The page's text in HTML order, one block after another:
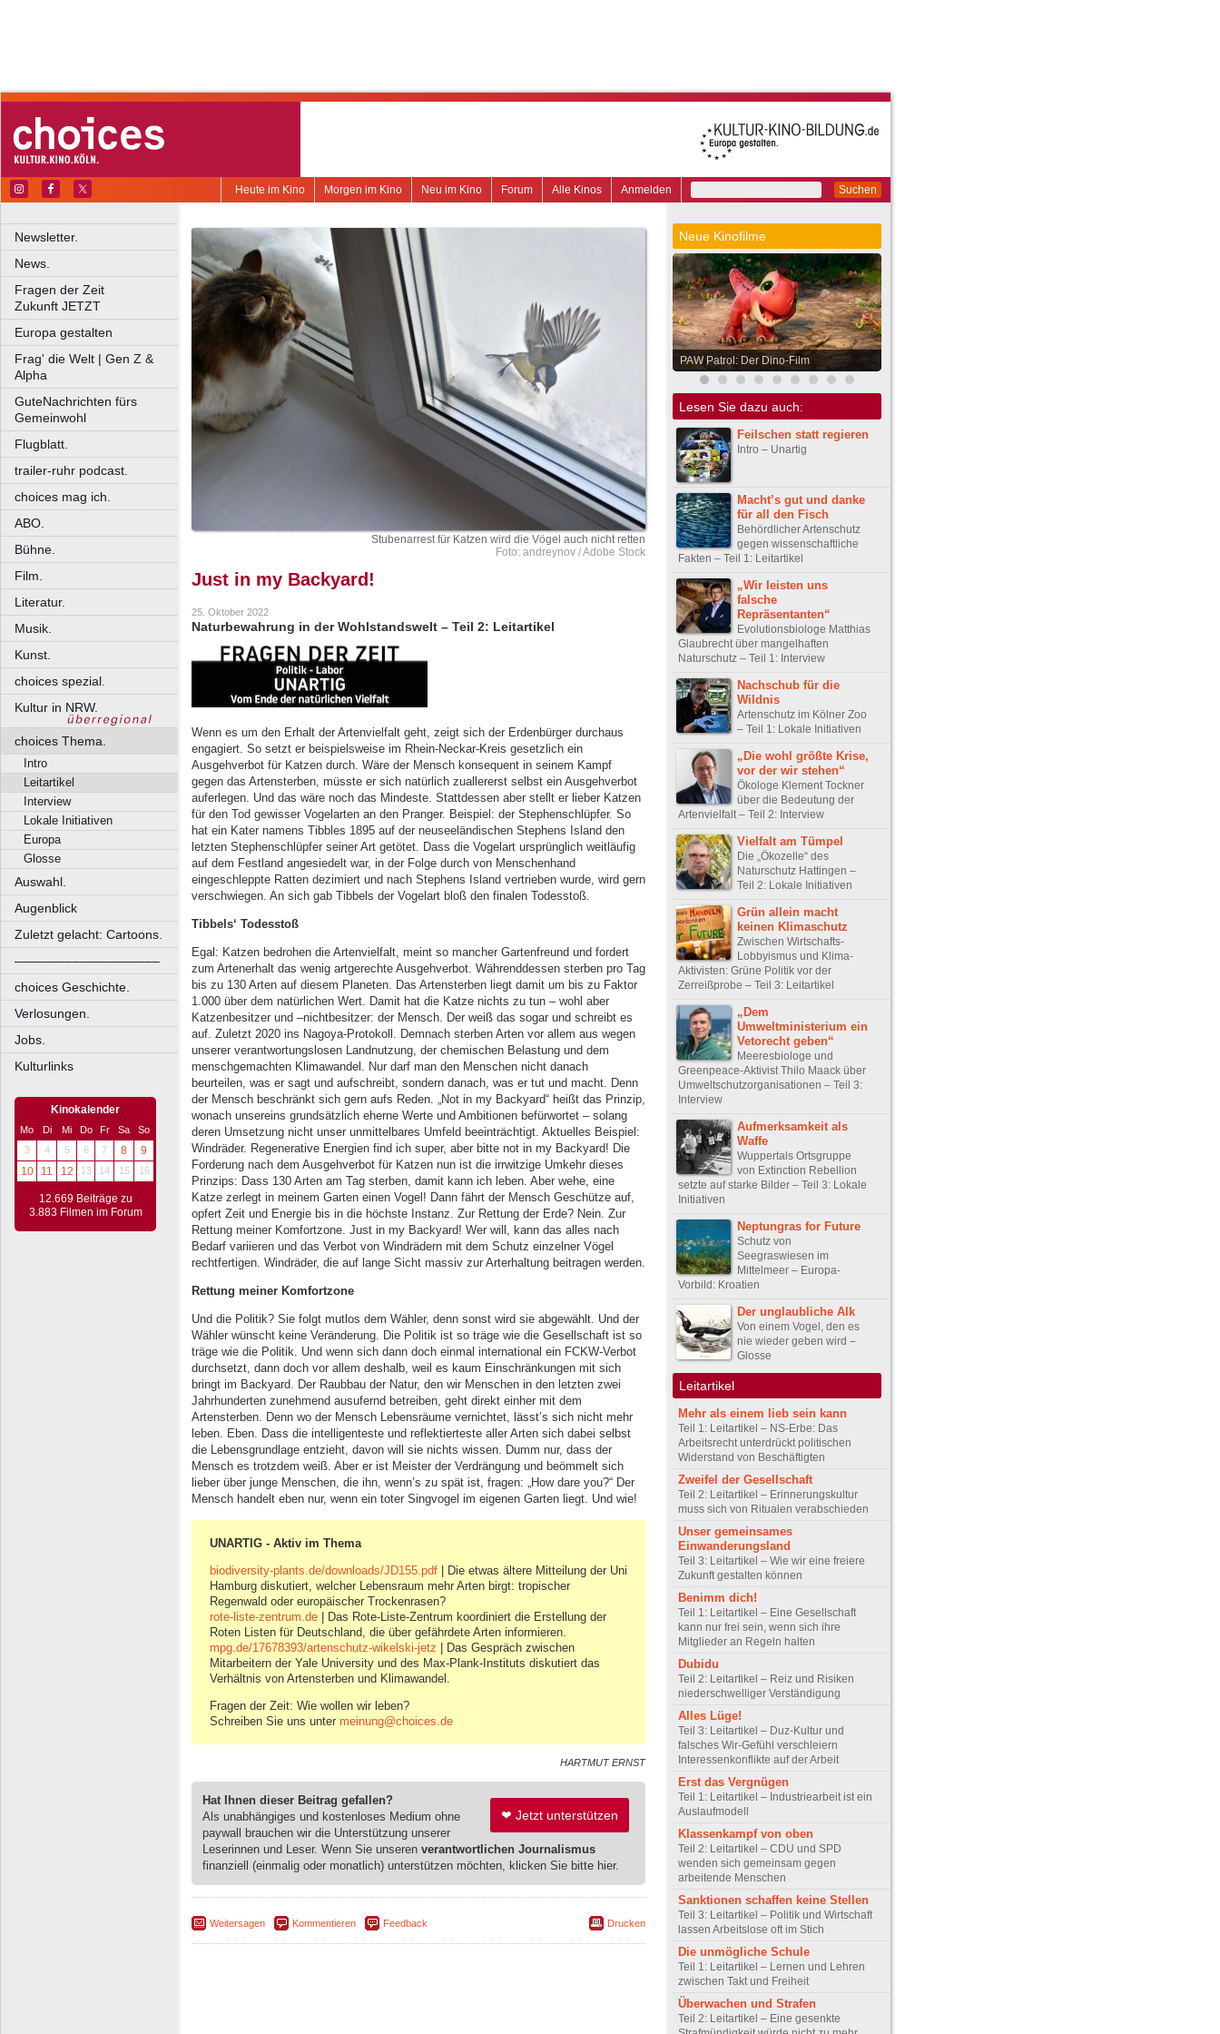
Suchen
Anmelden
Alle Kinos
Forum
Neu im Kino
Morgen im Kino
Heute im Kino
Newsletter.
News.
Fragen der Zeit
Zukunft JETZT
Europa gestalten
Frag' die Welt | Gen Z &
Alpha
GuteNachrichten fürs
Gemeinwohl
Flugblatt.
trailer-ruhr podcast.
choices mag ich.
ABO.
Bühne.
Film.
Literatur.
Musik.
Kunst.
choices spezial.
Kultur in NRW.
choices Thema.
Intro
Leitartikel
Interview
Lokale Initiativen
Europa
Glosse
Auswahl.
Augenblick
Zuletzt gelacht: Cartoons.
––––––––––––––––––––
choices Geschichte.
Verlosungen.
Jobs.
Kulturlinks
Kinokalender
Mo Di Mi Do Fr Sa
So
3
4 5 6 7 8
9
10
11 12 13 14 15 16
12.669 Beiträge zu
3.883 Filmen im Forum
Stubenarrest für Katzen wird die Vögel auch nicht retten
Foto: andreynov / Adobe Stock
Just in my Backyard!
25. Oktober 2022
Naturbewahrung in der Wohlstandswelt – Teil 2: Leitartikel
Wenn es um den Erhalt der Artenvielfalt geht, zeigt sich der Erdenbürger durchaus
engagiert. So setzt er beispielsweise im Rhein-Neckar-Kreis gesetzlich ein
Ausgehverbot für Katzen durch. Wäre der Mensch konsequent in seinem Kampf
gegen das Artensterben, müsste er sich natürlich zuallererst selbst ein Ausgehverbot
auferlegen. Und das wäre noch das Mindeste. Stattdessen aber stellt er lieber Katzen
für den Tod gewisser Vogelarten an den Pranger. Beispiel: der Stephenschlüpfer. So
hat ein Kater namens Tibbles 1895 auf der neuseeländischen Stephens Island den
letzten Stephenschlüpfer seiner Art getötet. Dass die Vogelart ursprünglich weitläufig
auf dem Festland angesiedelt war, in der Folge durch von Menschenhand
eingeschleppte Ratten dezimiert und nach Stephens Island vertrieben wurde, wird gern
verschwiegen. An sich gab Tibbels der Vogelart bloß den finalen Todesstoß.
Tibbels‘ Todesstoß
Egal: Katzen bedrohen die Artenvielfalt, meint so mancher Gartenfreund und fordert
zum Artenerhalt das wenig artgerechte Ausgehverbot. Währenddessen sterben pro Tag
bis zu 130 Arten auf diesem Planeten. Das Artensterben liegt damit um bis zu Faktor
1.000 über dem natürlichen Wert. Damit hat die Katze nichts zu tun – wohl aber
Katzenbesitzer und –nichtbesitzer: der Mensch. Der weiß das sogar und schreibt es
auf. Zuletzt 2020 ins Nagoya-Protokoll. Demnach sterben Arten vor allem aus wegen
unserer verantwortungslosen Landnutzung, der chemischen Belastung und dem
menschgemachten Klimawandel. Nur darf man den Menschen nicht danach
beurteilen, was er sagt und aufschreibt, sondern danach, was er tut und macht. Denn
der Mensch beschränkt sich gern aufs Reden. „Not in my Backyard“ heißt das Prinzip,
wonach unsereins grundsätzlich eherne Werte und Ambitionen befürwortet – solang
deren Umsetzung nicht unser unmittelbares Umfeld beeinträchtigt. Aktuelles Beispiel:
Windräder. Regenerative Energien find ich super, aber bitte not in my Backyard! Die
Forderung nach dem Ausgehverbot für Katzen nun ist die irrwitzige Umkehr dieses
Prinzips: Dass 130 Arten am Tag sterben, damit kann ich leben. Aber wehe, eine
Katze zerlegt in meinem Garten einen Vogel! Dann fährt der Mensch Geschütze auf,
opfert Zeit und Energie bis in die höchste Instanz. Zur Rettung der Erde? Nein. Zur
Rettung meiner Komfortzone. Just in my Backyard! Wer will, kann das alles nach
Bedarf variieren und das Verbot von Windrädern mit dem Schutz einzelner Vögel
rechtfertigen. Windräder, die auf lange Sicht massiv zur Arterhaltung beitragen werden.
Rettung meiner Komfortzone
Und die Politik? Sie folgt mutlos dem Wähler, denn sonst wird sie abgewählt. Und der
Wähler wünscht keine Veränderung. Die Politik ist so träge wie die Gesellschaft ist so
träge wie die Politik. Und wenn sich dann doch einmal international ein FCKW-Verbot
durchsetzt, dann doch vor allem deshalb, weil es kaum Einschränkungen mit sich
bringt im Backyard. Der Raubbau der Natur, den wir Menschen in den letzten zwei
Jahrhunderten zunehmend ausufernd betreiben, geht direkt einher mit dem
Artensterben. Denn wo der Mensch Lebensräume vernichtet, lässt’s sich nicht mehr
leben. Eben. Dass die intelligenteste und reflektierteste aller Arten sich dabei selbst
die Lebensgrundlage entzieht, davon will sie nichts wissen. Dumm nur, dass der
Mensch es trotzdem weiß. Aber er ist Meister der Verdrängung und beömmelt sich
lieber über junge Menschen, die ihn, wenn’s zu spät ist, fragen: „How dare you?“ Der
Mensch handelt eben nur, wenn ein toter Singvogel im eigenen Garten liegt. Und wie!
UNARTIG - Aktiv im Thema
biodiversity-plants.de/downloads/JD155.pdf | Die etwas ältere Mitteilung der Uni
Hamburg diskutiert, welcher Lebensraum mehr Arten birgt: tropischer
Regenwald oder europäischer Trockenrasen?
rote-liste-zentrum.de | Das Rote-Liste-Zentrum koordiniert die Erstellung der
Roten Listen für Deutschland, die über gefährdete Arten informieren.
mpg.de/17678393/artenschutz-wikelski-jetz | Das Gespräch zwischen
Mitarbeitern der Yale University und des Max-Plank-Instituts diskutiert das
Verhältnis von Artensterben und Klimawandel.
Fragen der Zeit: Wie wollen wir leben?
Schreiben Sie uns unter meinung@choices.de
HARTMUT ERNST
❤ Jetzt unterstützen
Hat Ihnen dieser Beitrag gefallen?
Als unabhängiges und kostenloses Medium ohne
paywall brauchen wir die Unterstützung unserer
Leserinnen und Leser. Wenn Sie unseren verantwortlichen Journalismus
finanziell (einmalig oder monatlich) unterstützen möchten, klicken Sie bitte hier.
Weitersagen Kommentieren Feedback Drucken
Neue Kinofilme
PAW Patrol: Der Dino-Film
Lesen Sie dazu auch:
Feilschen statt regieren
Intro – Unartig
Macht’s gut und danke
für all den Fisch
Behördlicher Artenschutz
gegen wissenschaftliche
Fakten – Teil 1: Leitartikel
„Wir leisten uns
falsche
Repräsentanten“
Evolutionsbiologe Matthias
Glaubrecht über mangelhaften
Naturschutz – Teil 1: Interview
Nachschub für die
Wildnis
Artenschutz im Kölner Zoo
– Teil 1: Lokale Initiativen
„Die wohl größte Krise,
vor der wir stehen“
Ökologe Klement Tockner
über die Bedeutung der
Artenvielfalt – Teil 2: Interview
Vielfalt am Tümpel
Die „Ökozelle“ des
Naturschutz Hattingen –
Teil 2: Lokale Initiativen
Grün allein macht
keinen Klimaschutz
Zwischen Wirtschafts-
Lobbyismus und Klima-
Aktivisten: Grüne Politik vor der
Zerreißprobe – Teil 3: Leitartikel
„Dem
Umweltministerium ein
Vetorecht geben“
Meeresbiologe und
Greenpeace-Aktivist Thilo Maack über
Umweltschutzorganisationen – Teil 3:
Interview
Aufmerksamkeit als
Waffe
Wuppertals Ortsgruppe
von Extinction Rebellion
setzte auf starke Bilder – Teil 3: Lokale
Initiativen
Neptungras for Future
Schutz von
Seegraswiesen im
Mittelmeer – Europa-
Vorbild: Kroatien
Der unglaubliche Alk
Von einem Vogel, den es
nie wieder geben wird –
Glosse
Leitartikel
Mehr als einem lieb sein kann
Teil 1: Leitartikel – NS-Erbe: Das
Arbeitsrecht unterdrückt politischen
Widerstand von Beschäftigten
Zweifel der Gesellschaft
Teil 2: Leitartikel – Erinnerungskultur
muss sich von Ritualen verabschieden
Unser gemeinsames
Einwanderungsland
Teil 3: Leitartikel – Wie wir eine freiere
Zukunft gestalten können
Benimm dich!
Teil 1: Leitartikel – Eine Gesellschaft
kann nur frei sein, wenn sich ihre
Mitglieder an Regeln halten
Dubidu
Teil 2: Leitartikel – Reiz und Risiken
niederschwelliger Verständigung
Alles Lüge!
Teil 3: Leitartikel – Duz-Kultur und
falsches Wir-Gefühl verschleiern
Interessenkonflikte auf der Arbeit
Erst das Vergnügen
Teil 1: Leitartikel – Industriearbeit ist ein
Auslaufmodell
Klassenkampf von oben
Teil 2: Leitartikel – CDU und SPD
wenden sich gemeinsam gegen
arbeitende Menschen
Sanktionen schaffen keine Stellen
Teil 3: Leitartikel – Politik und Wirtschaft
lassen Arbeitslose oft im Stich
Die unmögliche Schule
Teil 1: Leitartikel – Lernen und Lehren
zwischen Takt und Freiheit
Überwachen und Strafen
Teil 2: Leitartikel – Eine gesenkte